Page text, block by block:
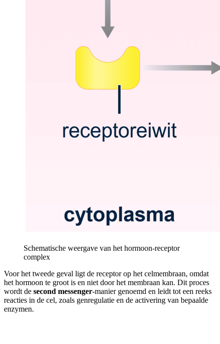
Schematische weergave van het hormoon-receptor
complex
Voor het tweede geval ligt de receptor op het celmembraan, omdat
het hormoon te groot is en niet door het membraan kan. Dit proces
wordt de second messenger-manier genoemd en leidt tot een reeks
reacties in de cel, zoals genregulatie en de activering van bepaalde
enzymen.